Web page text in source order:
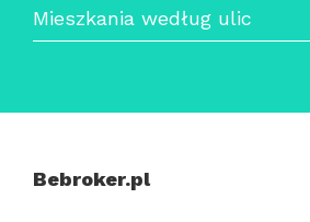
Mieszkania według ulic
Bebroker.pl